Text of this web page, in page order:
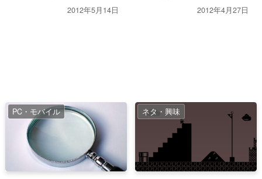
2012年5月14日 2012年4月27日
PC・モバイル ネタ・興味